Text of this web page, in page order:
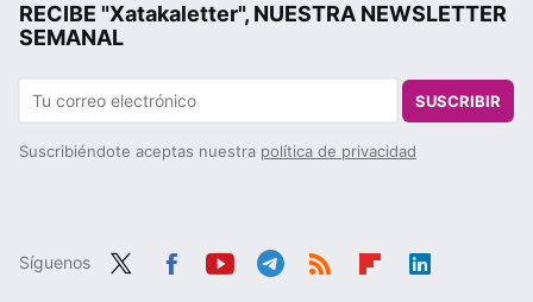
RECIBE "Xatakaletter", NUESTRA NEWSLETTER
SEMANAL
SUSCRIBIR
Suscribiéndote aceptas nuestra política de privacidad
Síguenos